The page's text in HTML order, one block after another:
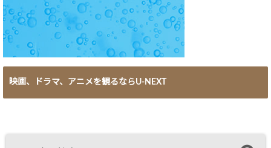
映画、ドラマ、アニメを観るならU-NEXT